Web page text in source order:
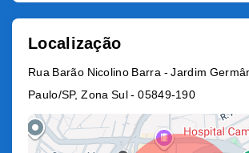
Localização
Rua Barão Nicolino Barra - Jardim
Paulo/SP, Zona Sul - 05849-190